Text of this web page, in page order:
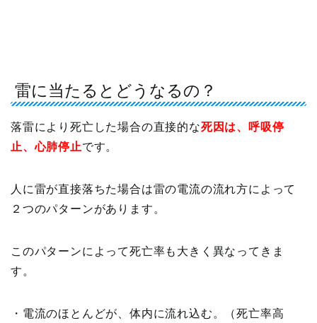
雷に当たるとどうなるの？
落雷により死亡した場合の直接的な死因は、呼吸停
止、心肺停止です。
人に雷が直接落ちた場合は雷の電流の流れ方によって
２つのパターンがあります。
このパターンによって死亡率も大きく異なってきま
す。
・電流のほとんどが、体内に流れ込む。（死亡率高